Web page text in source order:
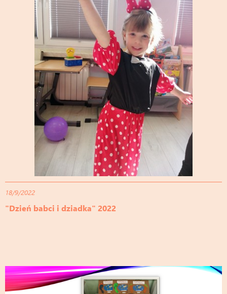
18/9/2022
"Dzień babci i dziadka" 2022